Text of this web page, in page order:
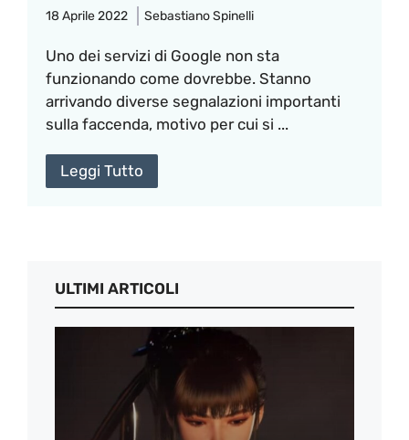
18 Aprile 2022 Sebastiano Spinelli
Uno dei servizi di Google non sta
funzionando come dovrebbe. Stanno
arrivando diverse segnalazioni importanti
sulla faccenda, motivo per cui si ...
Leggi Tutto
ULTIMI ARTICOLI